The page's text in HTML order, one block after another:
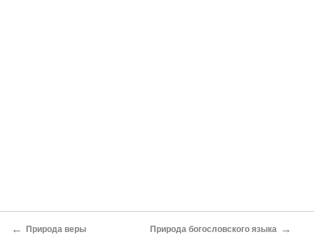
← Природа веры Природа богословского языка →